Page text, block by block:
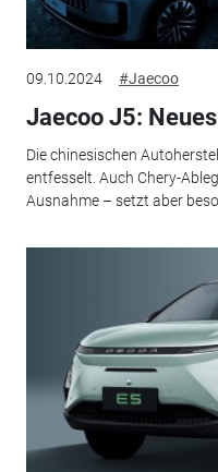
09.10.2024 #Jaecoo
Jaecoo J5:
Die chinesischen
entfesselt. Auch Chery-
Ausnahme – setzt aber